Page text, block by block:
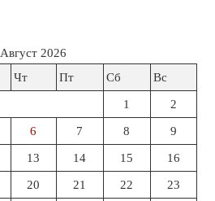
Август 2026
Чт Пт Сб Вс
1 2
6 7 8 9
13 14 15 16
20 21 22 23